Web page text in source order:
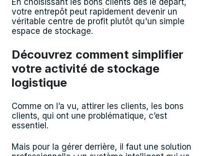
votre entrepôt peut rapidement devenir un
véritable centre de profit plutôt qu'un simple
espace de stockage.
Découvrez comment simplifier
votre activité de stockage
logistique
Comme on l’a vu, attirer les clients, les bons
clients, qui ont une problématique, c’est
essentiel.
Mais pour la gérer derrière, il faut une solution